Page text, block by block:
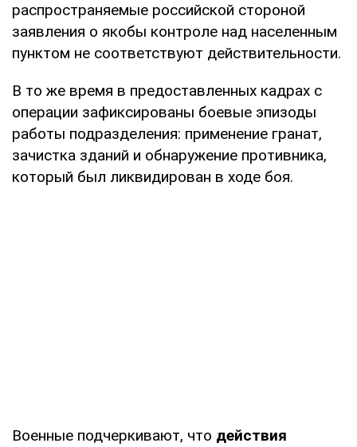
распространяемые российской стороной
заявления о якобы контроле над населенным
пунктом не соответствуют действительности.
В то же время в предоставленных кадрах с
операции зафиксированы боевые эпизоды
работы подразделения: применение гранат,
зачистка зданий и обнаружение противника,
который был ликвидирован в ходе боя.
Военные подчеркивают, что действия